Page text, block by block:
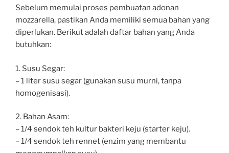
Sebelum memulai proses pembuatan adonan
mozzarella, pastikan Anda memiliki semua bahan yang
diperlukan. Berikut adalah daftar bahan yang Anda
butuhkan:
1. Susu Segar:
– 1 liter susu segar (gunakan susu murni, tanpa
homogenisasi).
2. Bahan Asam:
– 1/4 sendok teh kultur bakteri keju (starter keju).
– 1/4 sendok teh rennet (enzim yang membantu